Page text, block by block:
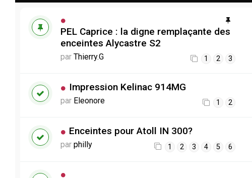
PEL Caprice : la digne remplaçante des
enceintes Alycastre S2
par Thierry.G 1 2 3
Impression Kelinac 914MG
par Eleonore 1 2
Enceintes pour Atoll IN 300?
par philly 1 2 3 4 5 6